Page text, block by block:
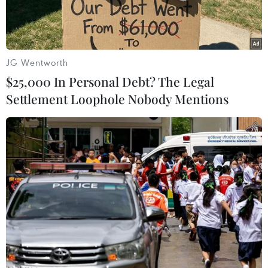
Bị cáo Trương Mỹ Lan tại phiên tòa xét xử sơ thẩm vụ án Vạn
Thịnh Phát giai đoạn 2 sáng 19/9/2024. (Ảnh: Thanh
Vũ/TTXVN)
Chiều 19/9, Tòa án nhân dân Thành phố Hồ Chí
JG Wentworth
$25,000 In Personal Debt? The Legal
Settlement Loophole Nobody Mentions